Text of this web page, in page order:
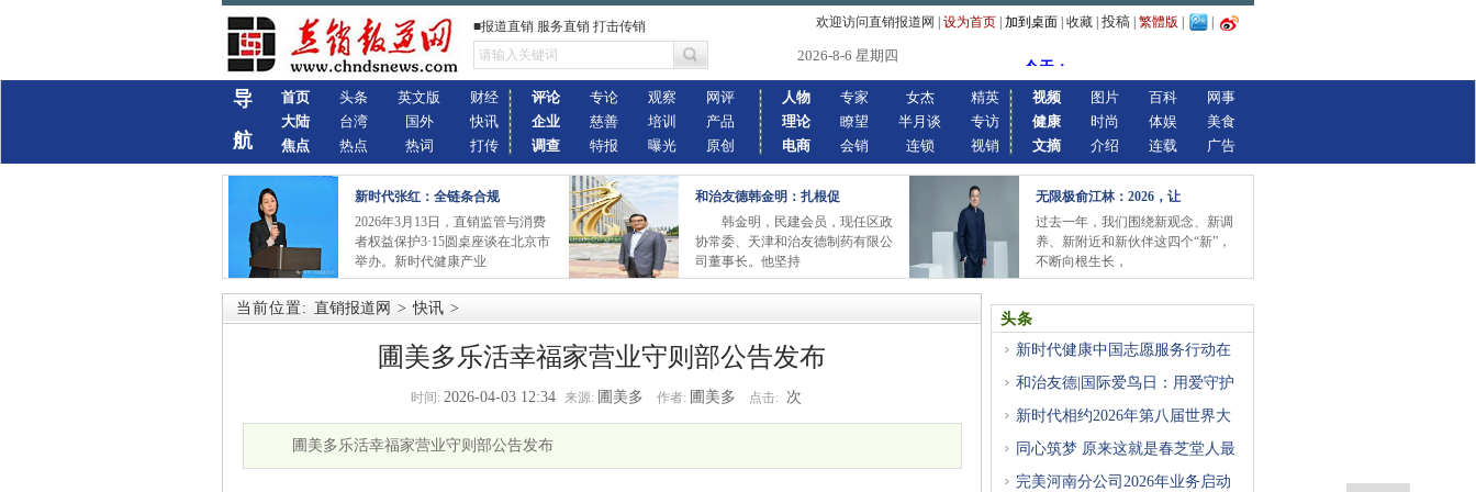
■报道直销 服务直销 打击传销 欢迎访问直销报道网 设为首页 加到桌面 收藏 投稿 繁體版
2026-8-6 星期四
导
航
首页
大陆
焦点
头条
台湾
热点
英文版
国外
热词
财经
快讯
打传
评论
企业
调查
专论
慈善
特报
观察
培训
曝光
网评
产品
原创
人物
理论
电商
专家
瞭望
会销
女杰
半月谈
连锁
精英
专访
视销
视频
健康
文摘
图片
时尚
介绍
百科
体娱
连载
网事
美食
广告
新时代张红：全链条合规
2026年3月13日，直销监管与消费
者权益保护3·15圆桌座谈在北京市
举办。新时代健康产业
和治友德韩金明：扎根促
韩金明，民建会员，现任区政
协常委、天津和治友德制药有限公
司董事长。他坚持
无限极俞江林：2026，让
过去一年，我们围绕新观念、新调
养、新附近和新伙伴这四个“新”，
不断向根生长，
当前位置: 直销报道网 > 快讯 >
圃美多乐活幸福家营业守则部公告发布
时间: 2026-04-03 12:34 来源: 圃美多 作者: 圃美多 点击: 次
圃美多乐活幸福家营业守则部公告发布
头条
新时代健康中国志愿服务行动在
和治友德|国际爱鸟日：用爱守护
新时代相约2026年第八届世界大
同心筑梦 原来这就是春芝堂人最
完美河南分公司2026年业务启动